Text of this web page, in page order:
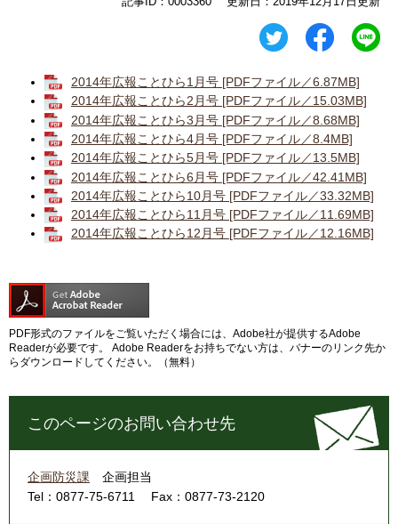
2014年広報ことひら1月号 [PDFファイル／6.87MB]
2014年広報ことひら2月号 [PDFファイル／15.03MB]
2014年広報ことひら3月号 [PDFファイル／8.68MB]
2014年広報ことひら4月号 [PDFファイル／8.4MB]
2014年広報ことひら5月号 [PDFファイル／13.5MB]
2014年広報ことひら6月号 [PDFファイル／42.41MB]
2014年広報ことひら10月号 [PDFファイル／33.32MB]
2014年広報ことひら11月号 [PDFファイル／11.69MB]
2014年広報ことひら12月号 [PDFファイル／12.16MB]
PDF形式のファイルをご覧いただく場合には、Adobe社が提供するAdobe
Readerが必要です。
Adobe Readerをお持ちでない方は、バナーのリンク先か
らダウンロードしてください。（無料）
このページのお問い合わせ先
企画防災課
企画担当
Tel：0877-75-6711
Fax：0877-73-2120